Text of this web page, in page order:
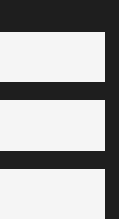
ons op